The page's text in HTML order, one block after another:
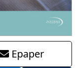
Epaper